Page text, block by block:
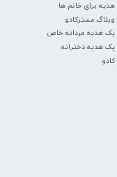
هدیه برای خانم ها
وبلاگ مسترکادو
پک هدیه مردانه خاص
پک هدیه دخترانه
کادو